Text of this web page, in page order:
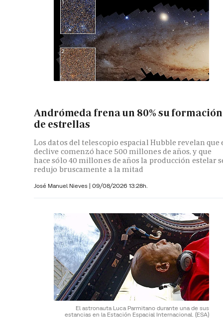
Andrómeda frena un 80% su formación
de estrellas
Los datos del telescopio espacial Hubble revelan que
declive comenzó hace 500 millones de años, y que
hace sólo 40 millones de años la producción estelar
redujo bruscamente a la mitad
José Manuel Nieves | 09/08/2026 13:28h.
El astronauta Luca Parmitano durante una de sus
estancias en la Estación Espacial Internacional. (ESA)